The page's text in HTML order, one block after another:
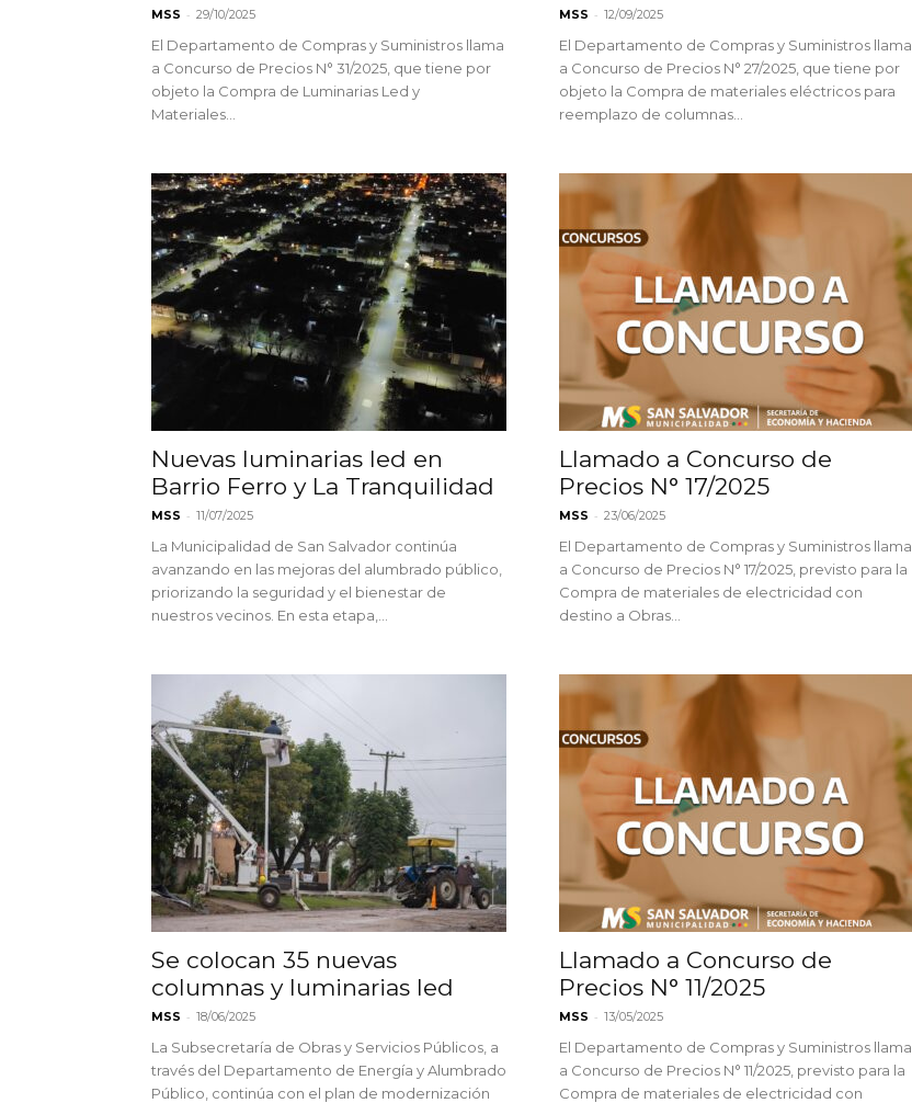
MSS - 29/10/2025
El Departamento de Compras y Suministros llama
a Concurso de Precios N° 31/2025, que tiene por
objeto la Compra de Luminarias Led y
Materiales...
MSS - 12/09/2025
El Departamento de Compras y Suministros llama
a Concurso de Precios N° 27/2025, que tiene por
objeto la Compra de materiales eléctricos para
reemplazo de columnas...
Nuevas luminarias led en
Barrio Ferro y La Tranquilidad
MSS - 11/07/2025
La Municipalidad de San Salvador continúa
avanzando en las mejoras del alumbrado público,
priorizando la seguridad y el bienestar de
nuestros vecinos. En esta etapa,...
Llamado a Concurso de
Precios N° 17/2025
MSS - 23/06/2025
El Departamento de Compras y Suministros llama
a Concurso de Precios N° 17/2025, previsto para la
Compra de materiales de electricidad con
destino a Obras...
Se colocan 35 nuevas
columnas y luminarias led
MSS - 18/06/2025
La Subsecretaría de Obras y Servicios Públicos, a
través del Departamento de Energía y Alumbrado
Público, continúa con el plan de modernización
Llamado a Concurso de
Precios N° 11/2025
MSS - 13/05/2025
El Departamento de Compras y Suministros llama
a Concurso de Precios N° 11/2025, previsto para la
Compra de materiales de electricidad con